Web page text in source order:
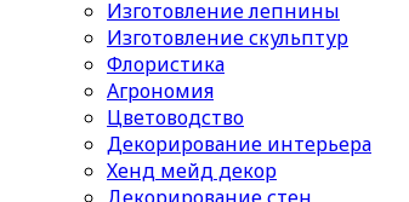
Изготовление лепнины
Изготовление скульптур
Флористика
Агрономия
Цветоводство
Декорирование интерьера
Хенд мейд декор